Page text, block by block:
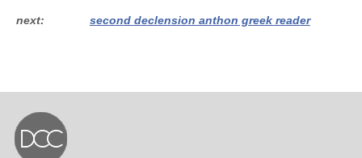
next second declension anthon greek reader